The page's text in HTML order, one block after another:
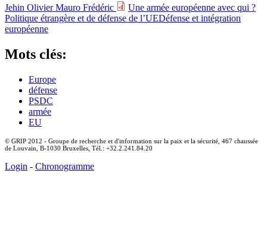
Jehin OlivierMauro Frédéric
Une armée européenne avec qui ?
Politique étrangère et de défense de l’UEDéfense et intégration
européenne
Mots clés:
Europe
défense
PSDC
armée
EU
© GRIP 2012 - Groupe de recherche et d'information sur la paix et la sécurité, 467 chaussée
de Louvain, B-1030 Bruxelles, Tél.: +32.2.241.84.20
Login - Chronogramme